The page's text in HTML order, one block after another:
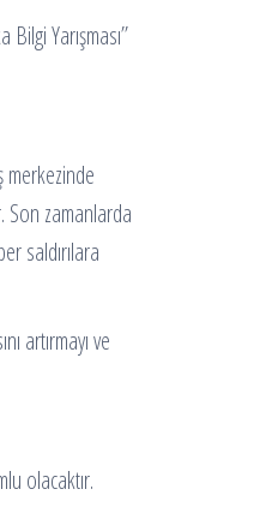
Yarışması’’
merkezinde
Son zamanlarda
saldırılara
artırmayı ve
olacaktır.